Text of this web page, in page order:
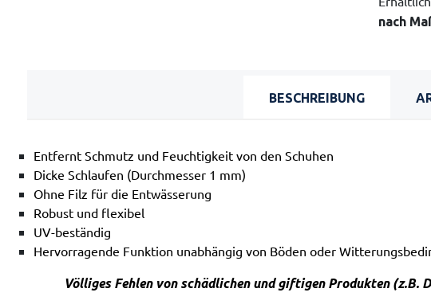
nach
BESCHREIBUNG
Entfernt Schmutz und Feuchtigkeit von den Schuhen
Dicke Schlaufen (Durchmesser 1 mm)
Ohne Filz für die Entwässerung
Robust und flexibel
UV-beständig
Hervorragende Funktion unabhängig von Böden oder
Völliges Fehlen von schädlichen und giftigen Produkten (z.B.